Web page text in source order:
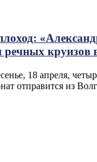
речных круизов
18 апреля,
отправится из